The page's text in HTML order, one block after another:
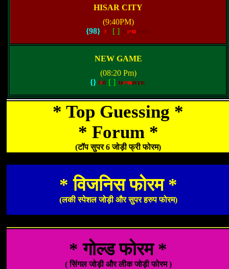
HISAR CITY
(9:40PM)
{98}
[ ]
NEW GAME
(08:20 Pm)
{}
[ ]
* Top Guessing *
* Forum *
(टॉप सुपर 6 जोड़ी फ्री फोरम)
* विजनिस फोरम *
(लकी स्पेशल जोड़ी और सुपर हरुप फोरम)
* गोल्ड फोरम *
( सिंगल जोड़ी और लीक जोड़ी फोरम )